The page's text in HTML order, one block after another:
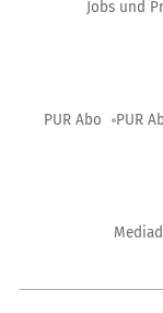
Jobs und
PUR Abo PUR